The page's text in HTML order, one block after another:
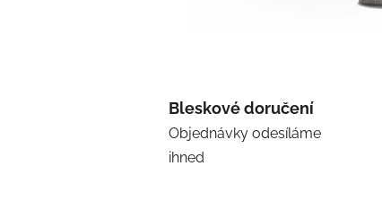
Bleskové doručení
Objednávky odesíláme
ihned